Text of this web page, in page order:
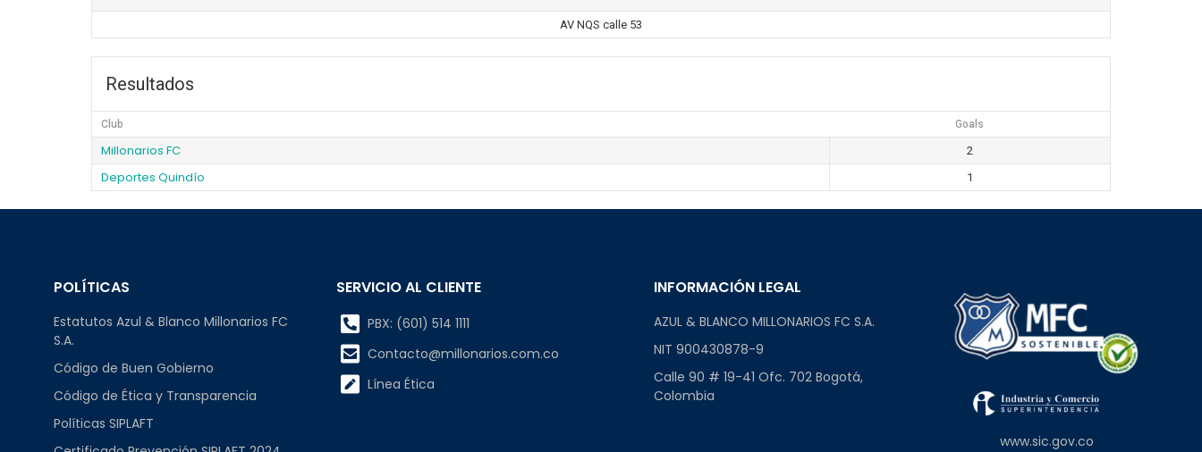
AV NQS calle 53
Resultados
Club Goals
Millonarios FC 2
Deportes Quindío 1
POLÍTICAS
Estatutos Azul & Blanco Millonarios FC
S.A.
Código de Buen Gobierno
Código de Ética y Transparencia
Políticas SIPLAFT
SERVICIO AL CLIENTE
PBX: (601) 514 1111
Contacto@millonarios.com.co
Línea Ética
INFORMACIÓN LEGAL
AZUL & BLANCO MILLONARIOS FC S.A.
NIT 900430878-9
Calle 90 # 19-41 Ofc. 702 Bogotá,
Colombia
www.sic.gov.co